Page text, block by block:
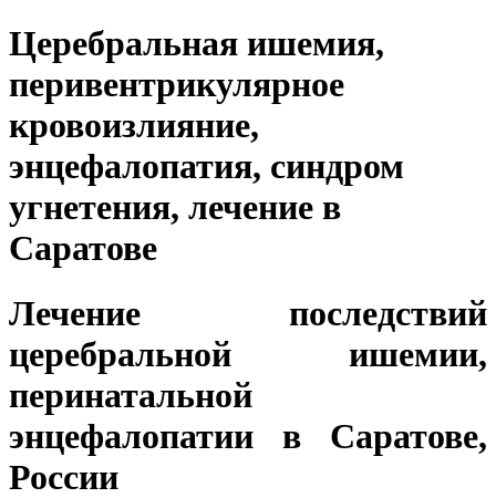
Церебральная ишемия,
перивентрикулярное
кровоизлияние,
энцефалопатия, синдром
угнетения, лечение в
Саратове
Лечение последствий
церебральной ишемии,
перинатальной
энцефалопатии в Саратове,
России